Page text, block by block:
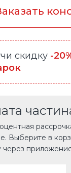
скидку -
Выберите в
через